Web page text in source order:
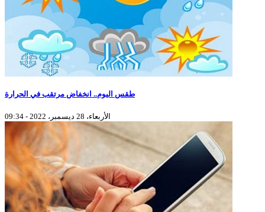
طقس اليوم.. انخفاض مرتقب في الحرارة
الأربعاء، 28 ديسمبر، 2022 - 09:34